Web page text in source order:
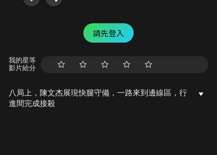
請先登入
我的星等
影片給分
八局上，陳文杰展現快腿守備，一路來到邊線區，行
進間完成接殺